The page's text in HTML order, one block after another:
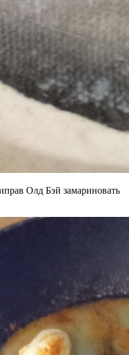
Олд Бэй замариновать